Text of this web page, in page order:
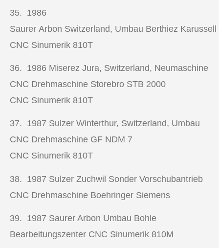
35. 1986
Saurer Arbon Switzerland, Umbau Berthiez Karussell
CNC Sinumerik 810T
36. 1986 Miserez Jura, Switzerland, Neumaschine
CNC Drehmaschine Storebro STB 2000
CNC Sinumerik 810T
37. 1987 Sulzer Winterthur, Switzerland, Umbau
CNC Drehmaschine GF NDM 7
CNC Sinumerik 810T
38. 1987 Sulzer Zuchwil Sonder Vorschubantrieb
CNC Drehmaschine Boehringer Siemens
39. 1987 Saurer Arbon Umbau Bohle
Bearbeitungszenter CNC Sinumerik 810M